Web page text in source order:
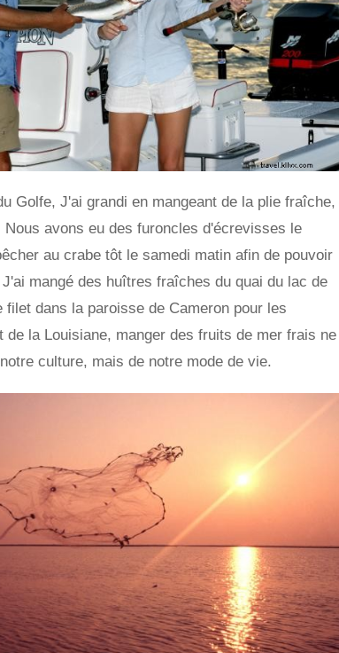
Golfe, J'ai grandi en mangeant de la plie fraîche,
avons eu des furoncles d'écrevisses le
au crabe tôt le samedi matin afin de pouvoir
mangé des huîtres fraîches du quai du lac de
dans la paroisse de Cameron pour les
la Louisiane, manger des fruits de mer frais ne
culture, mais de notre mode de vie.